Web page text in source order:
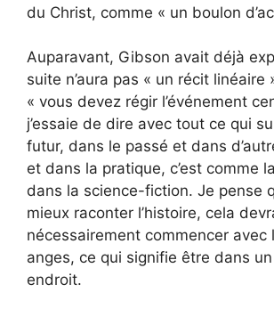
du Christ, comme « un boulon
Auparavant, Gibson avait déjà
suite n’aura pas « un récit linéaire
« vous devez régir l’événement
j’essaie de dire avec tout ce qui
futur, dans le passé et dans
et dans la pratique, c’est comme
dans la science-fiction. Je pense
mieux raconter l’histoire, cela
nécessairement commencer avec
anges, ce qui signifie être dans
endroit.